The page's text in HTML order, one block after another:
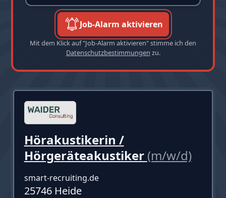
Job-Alarm aktivieren
Mit dem Klick auf "Job-Alarm aktivieren" stimme ich den
Datenschutzbestimmungen zu.
Hörakustikerin /
Hörgeräteakustiker (m/w/d)
smart-recruiting.de
25746 Heide